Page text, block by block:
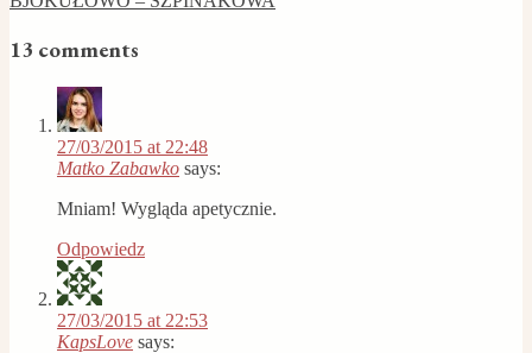
13 comments
27/03/2015 at 22:48
Matko Zabawko says:
Mniam! Wygląda apetycznie.
Odpowiedz
27/03/2015 at 22:53
KapsLove says: